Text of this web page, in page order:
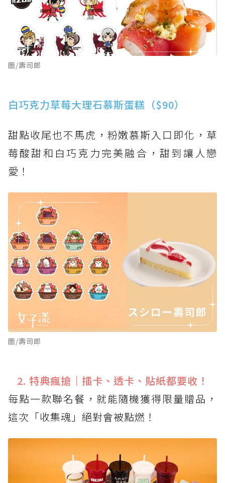
圖/壽司郎
白巧克力草莓大理石慕斯蛋糕（$90）
甜點收尾也不馬虎，粉嫩慕斯入口即化，草
莓酸甜和白巧克力完美融合，甜到讓人戀
愛！
圖/壽司郎
2. 特典瘋搶｜插卡、透卡、貼紙都要收！
每點一款聯名餐，就能隨機獲得限量贈品，
這次「收集魂」絕對會被點燃！